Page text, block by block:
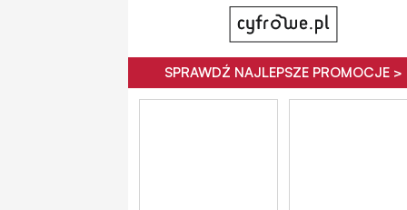
SPRAWDŹ NAJLEPSZE PROMOCJE >